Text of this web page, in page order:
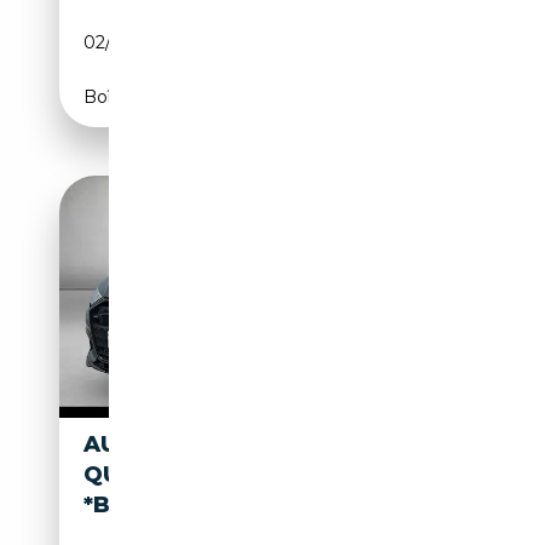
02/2018
Boîte automatique
AUDI S6 AVANT 3.0 TDI
QUATTRO TIPTRONIC
*B&O*AHK*